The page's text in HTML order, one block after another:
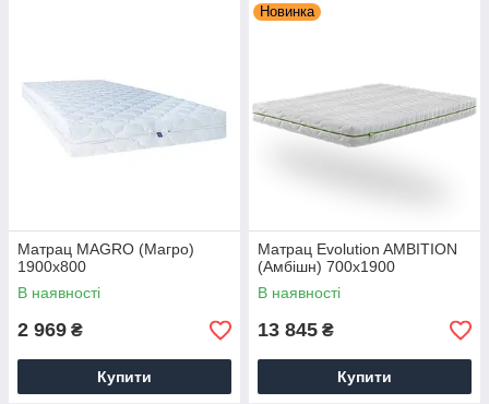
Матрац MAGRO (Магро)
1900х800
В наявності
2 969 ₴
Купити
Новинка
Матрац Evolution AMBITION
(Амбішн) 700х1900
В наявності
13 845 ₴
Купити